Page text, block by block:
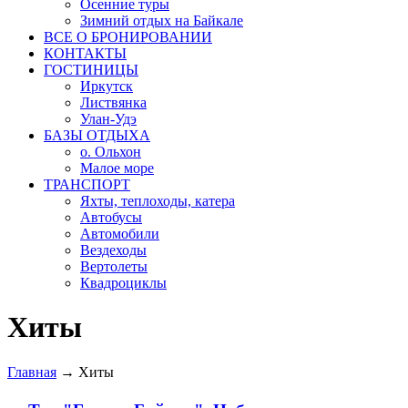
Осенние туры
Зимний отдых на Байкале
ВСЕ О БРОНИРОВАНИИ
КОНТАКТЫ
ГОСТИНИЦЫ
Иркутск
Листвянка
Улан-Удэ
БАЗЫ ОТДЫХА
о. Ольхон
Малое море
ТРАНСПОРТ
Яхты, теплоходы, катера
Автобусы
Автомобили
Вездеходы
Вертолеты
Квадроциклы
Хиты
Главная → Хиты